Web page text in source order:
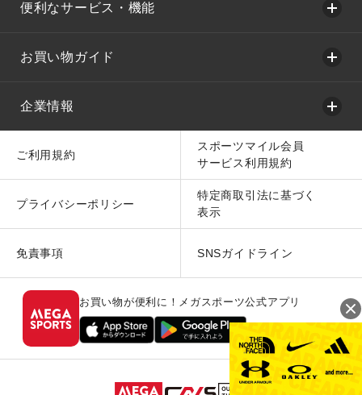
便利なサービス・機能
お買い物ガイド
企業情報
ご利用規約
スポーツマイル会員
サービス利用規約
プライバシーポリシー
特定商取引法に基づく
表示
免責事項 SNSガイドライン
お買い物が便利に！メガスポーツ公式アプリ